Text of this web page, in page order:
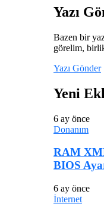
Yazı
Bazen bir
görelim,
Yazı Gönder
Yeni
6 ay önce
Donanım
RAM
BIOS
6 ay önce
İnternet